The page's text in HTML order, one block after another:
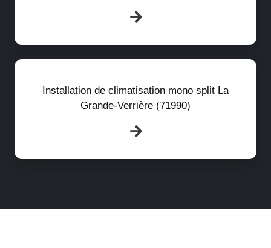
Installation de climatisation mono split La
Grande-Verrière (71990)